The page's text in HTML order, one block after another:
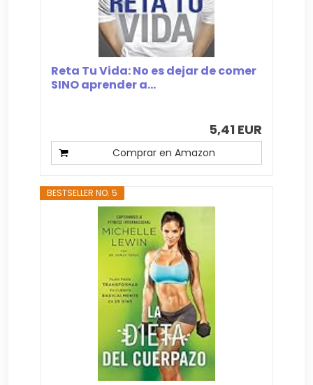
Reta Tu Vida: No es dejar de comer
SINO aprender a...
5,41 EUR
Comprar en Amazon
BESTSELLER NO. 5